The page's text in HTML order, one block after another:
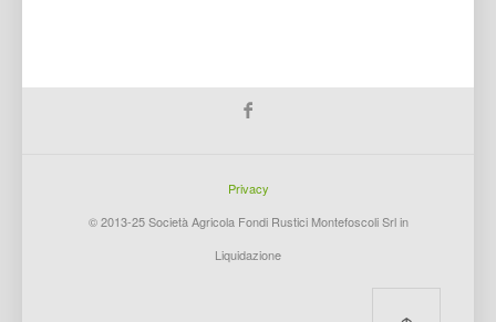
Privacy
© 2013-25 Società Agricola Fondi Rustici Montefoscoli Srl in
Liquidazione